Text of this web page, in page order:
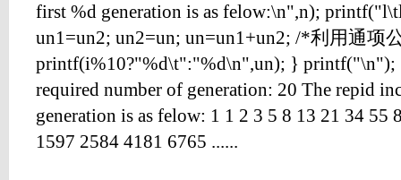
first %d generation is as felow:\n",n);
un1=un2; un2=un; un=un1+un2; /*利用通项
printf(i%10?"%d\t":"%d\n",un); } printf("\n");
required number of generation: 20 The repid
generation is as felow: 1 1 2 3 5 8 13 21 34 55
1597 2584 4181 6765 ......